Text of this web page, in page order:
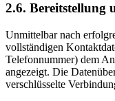
2.6. Bereitstellung
Unmittelbar nach
vollständigen
Telefonnummer) dem
angezeigt. Die
verschlüsselte